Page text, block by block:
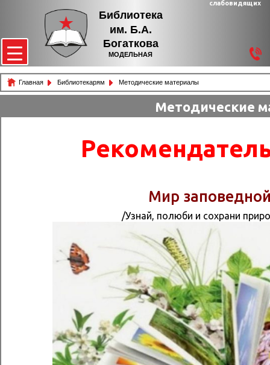
Библиотека
им. Б.А.
Богаткова
МОДЕЛЬНАЯ
слабовидящих
Главная Библиотекарям Методические материалы
Методические
Мир
/Узнай, полюби и сохрани